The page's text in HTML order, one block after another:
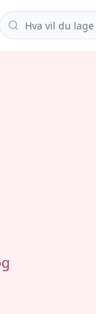
Søk i oppskrifter